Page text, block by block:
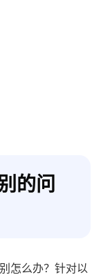
的问
怎么办？针对以